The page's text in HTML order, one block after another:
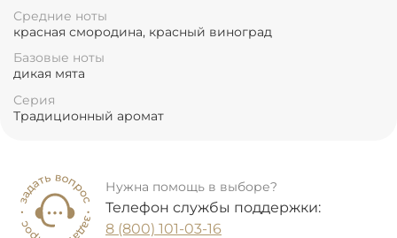
Средние ноты
красная смородина, красный виноград
Базовые ноты
дикая мята
Серия
Традиционный аромат
Нужна помощь в выборе?
Телефон службы поддержки:
8 (800) 101-03-16